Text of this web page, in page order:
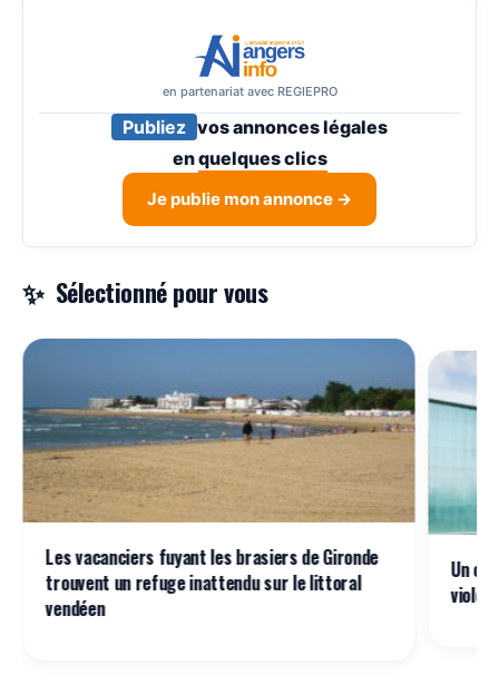
en partenariat avec REGIEPRO
Publiez vos annonces légales
enquelques clics
Je publie mon annonce →
Sélectionné pour vous
Les vacanciers fuyant les brasiers de Gironde
trouvent un refuge inattendu sur le littoral
vendéen
Un